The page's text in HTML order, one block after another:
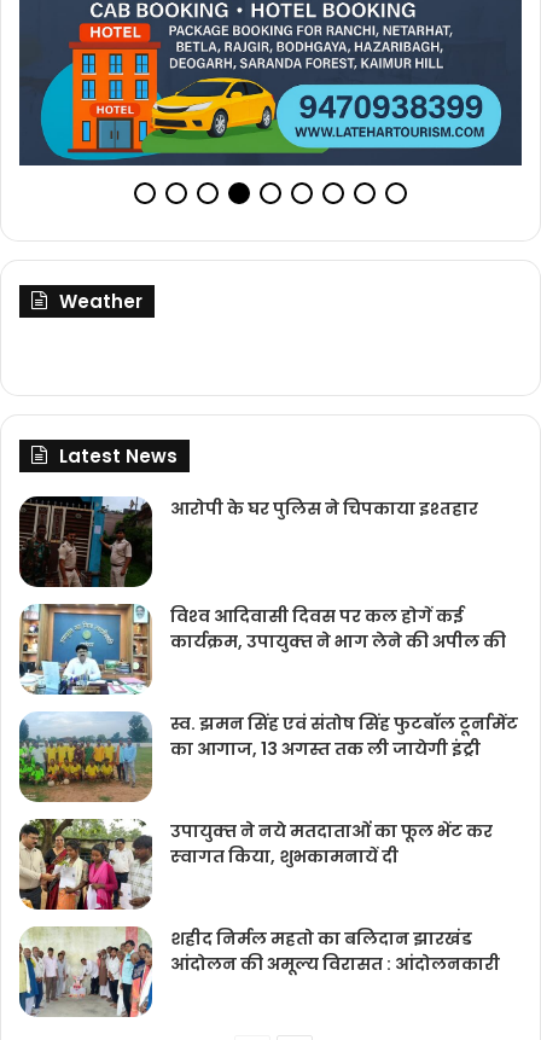
Weather
Latest News
आरोपी के घर पुलिस ने चिपकाया इश्तहार
विश्‍व आदिवासी दिवस पर कल होगें कई
कार्यक्रम, उपायुक्‍त ने भाग लेने की अपील की
स्व. झमन सिंह एवं संतोष सिंह फुटबॉल टूर्नामेंट
का आगाज, 13 अगस्त तक ली जायेगी इंट्री
उपायुक्‍त ने नये मतदाताओंं का फूल भेंट कर
स्‍वागत किया, शुभकामनायें दी
शहीद निर्मल महतो का बलिदान झारखंड
आंदोलन की अमूल्य विरासत : आंदोलनकारी